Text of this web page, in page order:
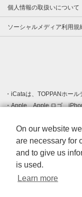
個人情報の取扱いについて
ソーシャルメディア利用規
iCataは、TOPPANホール
Apple、Apple ロゴ、
登録された Apple Inc. の
クです。
Android、Google Play
す。
Windows は Microsoft
標です。
Adobe、Adobe Reader
On our website
are necessary for
and to give us
is used.
Learn more